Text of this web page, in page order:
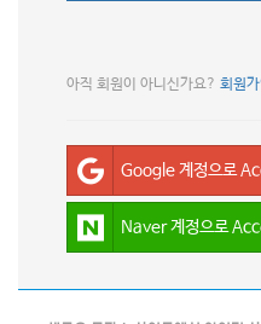
아직 회원이 아니신가요? 회원
Google 계정으로
Naver 계정으로